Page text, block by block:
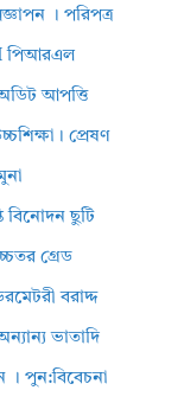
। পরিপত্র
I পিআরএল
আপত্তি
প্রেষণ
বিনোদন ছুটি
গ্রেড
বরাদ্দ
ভাতাদি
। পুন:বিবেচনা